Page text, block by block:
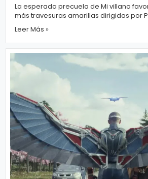
La esperada precuela de Mi villano
más travesuras amarillas dirigidas por
Hollywood Reporter anunció...
Leer Más »